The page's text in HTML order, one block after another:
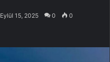
Eylül 15, 2025 0 0